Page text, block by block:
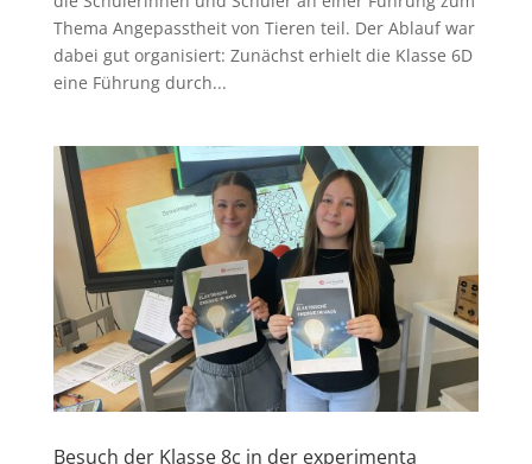
Thema Angepasstheit von Tieren teil. Der Ablauf war
dabei gut organisiert: Zunächst erhielt die Klasse 6D
eine Führung durch...
Besuch der Klasse 8c in der experimenta